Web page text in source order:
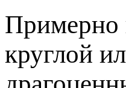
Примерно
круглой